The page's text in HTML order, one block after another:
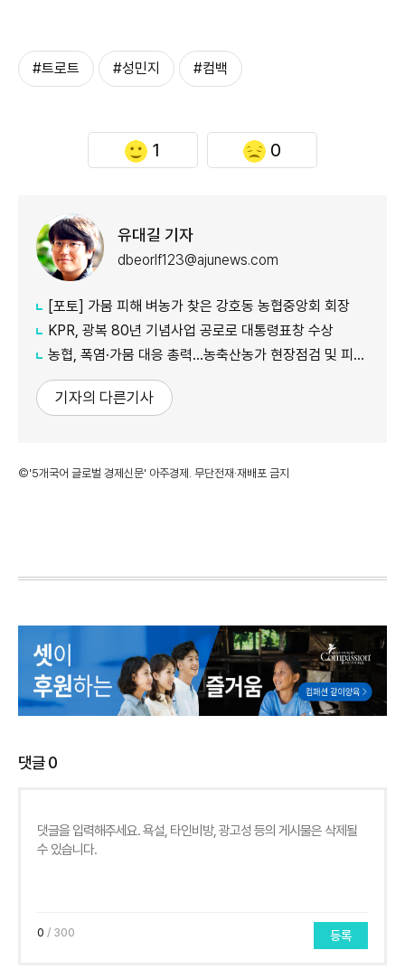
#트로트 #성민지 #컴백
1 0
유대길 기자
dbeorlf123@ajunews.com
[포토] 가뭄 피해 벼농가 찾은 강호동 농협중앙회 회장
KPR, 광복 80년 기념사업 공로로 대통령표창 수상
농협, 폭염·가뭄 대응 총력...농축산농가 현장점검 및 피해 예방 강화
기자의 다른기사
©'5개국어 글로벌 경제신문' 아주경제. 무단전재·재배포 금지
댓글0
0 / 300 등록